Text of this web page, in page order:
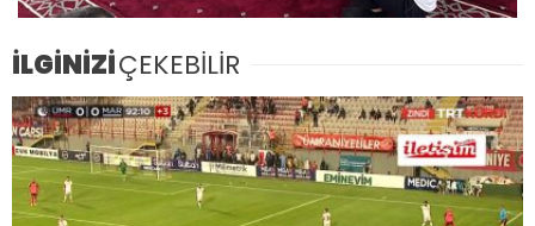
İLGİNİZİÇEKEBİLİR